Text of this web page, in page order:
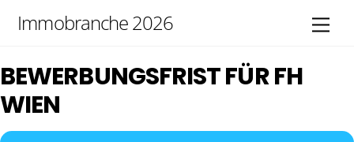
Immobranche 2026
BEWERBUNGSFRIST FÜR FH
WIEN